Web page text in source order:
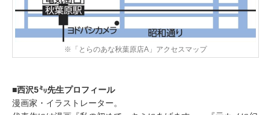
※「とらのあな秋葉原店A」アクセスマップ
■西沢5㍉先生プロフィール
漫画家・イラストレーター。